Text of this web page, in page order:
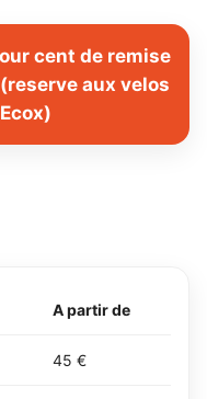
cent de remise
aux velos
A partir de
45 €